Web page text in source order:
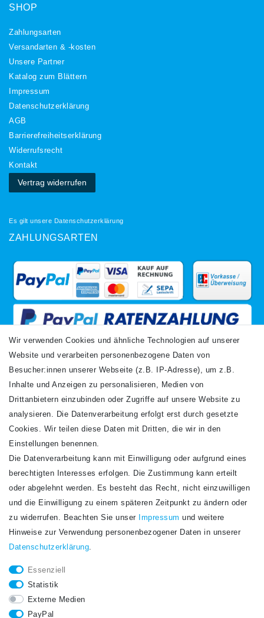
SHOP
Zahlungsarten
Versandarten & -kosten
Unsere Partner
Katalog zum Blättern
Impressum
Daten­schutz­erklärung
AGB
Barrierefreiheitserklärung
Widerrufs­recht
Kontakt
Vertrag widerrufen
Es gilt unsere Datenschutzerklärung
ZAHLUNGSARTEN
VERSANDARTEN
Newsletter
Honig
Hiermit bestätige ich, dass ich dieDaten­schutz­erklärunggelesen habe. Meine
STAY CONNECTED.
Wir verwenden Cookies und ähnliche Technologien auf unserer
Website und verarbeiten personenbezogene Daten von
Besucher:innen unserer Webseite (z.B. IP-Adresse), um z.B.
Inhalte und Anzeigen zu personalisieren, Medien von
Drittanbietern einzubinden oder Zugriffe auf unsere Website zu
analysieren. Die Datenverarbeitung erfolgt erst durch gesetzte
Cookies. Wir teilen diese Daten mit Dritten, die wir in den
Einstellungen benennen.
Die Datenverarbeitung kann mit Einwilligung oder aufgrund eines
berechtigten Interesses erfolgen. Die Zustimmung kann erteilt
oder abgelehnt werden. Es besteht das Recht, nicht einzuwilligen
und die Einwilligung zu einem späteren Zeitpunkt zu ändern oder
zu widerrufen. Beachten Sie unser
Impressum und weitere
Hinweise zur Verwendung personenbezogener Daten in unserer
Daten­schutz­erklärung.
Essenziell
Statistik
Externe Medien
PayPal